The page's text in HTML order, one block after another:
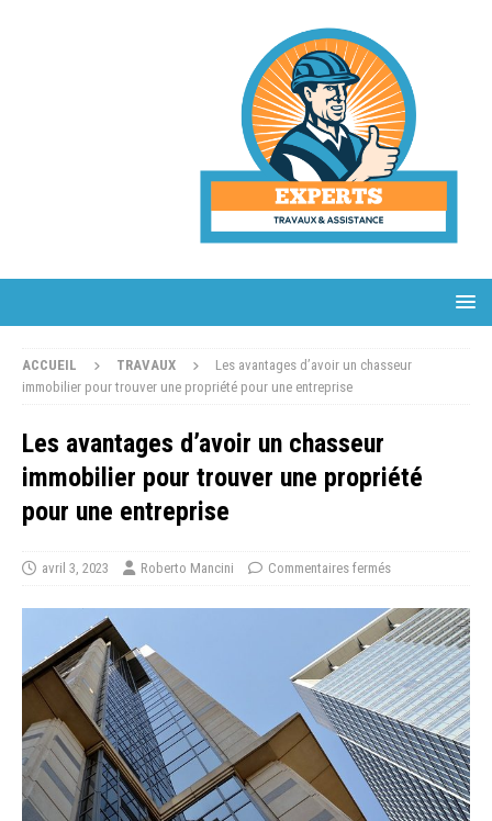
ACCUEIL TRAVAUX
Les avantages d’avoir un chasseur
immobilier pour trouver une propriété pour une entreprise
Les avantages d’avoir un chasseur
immobilier pour trouver une propriété
pour une entreprise
avril 3, 2023 Roberto Mancini Commentaires fermés